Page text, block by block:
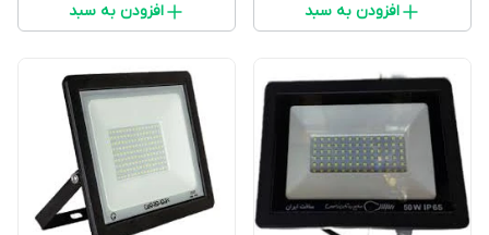
افزودن به سبد افزودن به سبد